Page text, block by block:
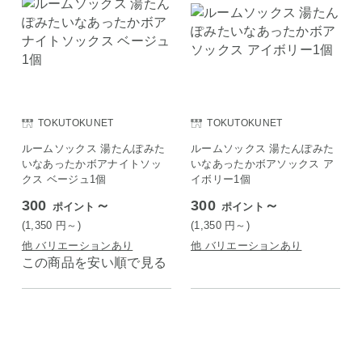
TOKUTOKUNET
ルームソックス 湯たんぽみた
いなあったかボアナイトソッ
クス ベージュ1個
300 ポイント ～
(1,350 円 ～)
他 バリエーションあり
この商品を安い順で見る
TOKUTOKUNET
ルームソックス 湯たんぽみた
いなあったかボアソックス ア
イボリー1個
300 ポイント ～
(1,350 円 ～)
他 バリエーションあり